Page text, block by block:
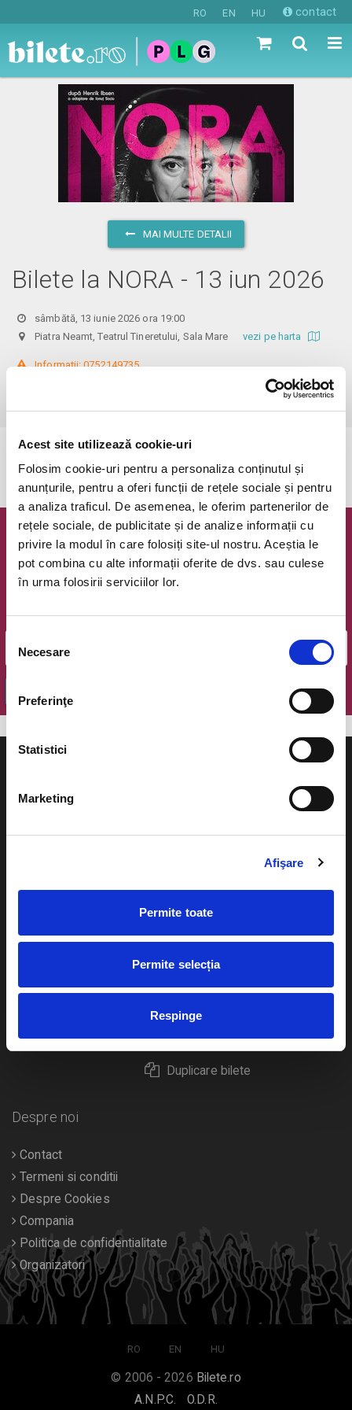
Acest site utilizează cookie-uri
Folosim cookie-uri pentru a personaliza conținutul și
anunțurile, pentru a oferi funcții de rețele sociale și pentru
a analiza traficul. De asemenea, le oferim partenerilor de
rețele sociale, de publicitate și de analize informații cu
privire la modul în care folosiți site-ul nostru. Aceștia le
pot combina cu alte informații oferite de dvs. sau culese
în urma folosirii serviciilor lor.
Selecția
consimțământului
Necesare
Preferinţe
Statistici
Marketing
Afişare
Permite toate
Permite selecția
Respinge
RO EN HU contact
MAI MULTE DETALII
Bilete la NORA - 13 iun 2026
sâmbătă, 13 iunie 2026 ora 19:00
Piatra Neamt, Teatrul Tineretului, Sala Marevezi pe harta
Informații: 0752149735
Biletele cu reducere se pot achiziționa doar la Agenția teatrală, pe baza
documentelor justificative: carnet de elev/student, cupon de pensie.
Newsletter @ Bilete.ro
Oferte exclusive si o editie saptamanala cu cele mai noi
Email
Plata online sau cash
Livrare prin curier
Duplicare bilete
Concerte si
Sport
Diverse
Despre noi
Contact
Termeni si conditii
Despre Cookies
Compania
Politica de confidentialitate
Organizatori
RO EN HU
© 2006 - 2026 Bilete.ro
A.N.P.C.
O.D.R.